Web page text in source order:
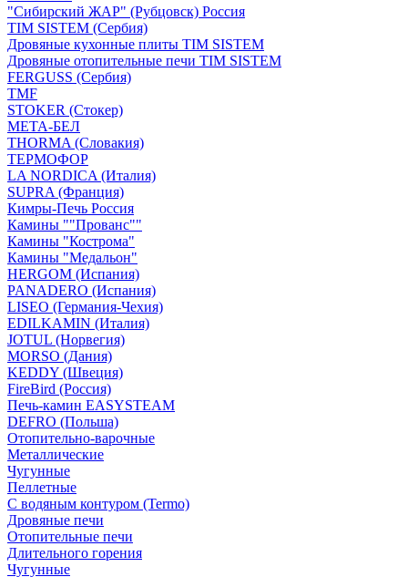
"Сибирский ЖАР" (Рубцовск) Россия
TIM SISTEM (Сербия)
Дровяные кухонные плиты TIM SISTEM
Дровяные отопительные печи TIM SISTEM
FERGUSS (Сербия)
TMF
STOKER (Стокер)
МЕТА-БЕЛ
THORMA (Словакия)
ТЕРМОФОР
LA NORDICA (Италия)
SUPRA (Франция)
Кимры-Печь Россия
Камины ""Прованс""
Камины "Кострома"
Камины "Медальон"
HERGOM (Испания)
PANADERO (Испания)
LISEO (Германия-Чехия)
EDILKAMIN (Италия)
JOTUL (Норвегия)
MORSO (Дания)
KEDDY (Швеция)
FireBird (Россия)
Печь-камин EASYSTEAM
DEFRO (Польша)
Отопительно-варочные
Металлические
Чугунные
Пеллетные
С водяным контуром (Termo)
Дровяные печи
Отопительные печи
Длительного горения
Чугунные